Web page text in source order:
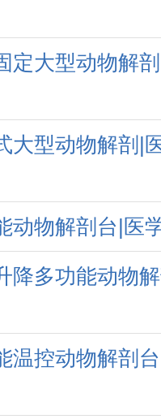
定大型动物解
大型动物解剖|
动物解剖台|医
降多功能动物
温控动物解剖